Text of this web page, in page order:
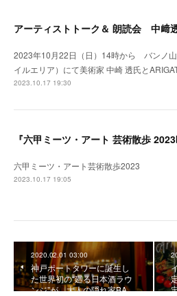
2023年10月22日（日）14時から バンノ
イルエリア）にて美術家 中崎 透氏と
2023.10.17 19:30
六甲ミーツ・アート芸術散歩2023
2023.10.17 19:05
2020.02.01 03:00
神戸ポートタワーに誕生し
た世界初の“廻る日本酒ラウ
ンジ”が、大人の隠れ家BA…